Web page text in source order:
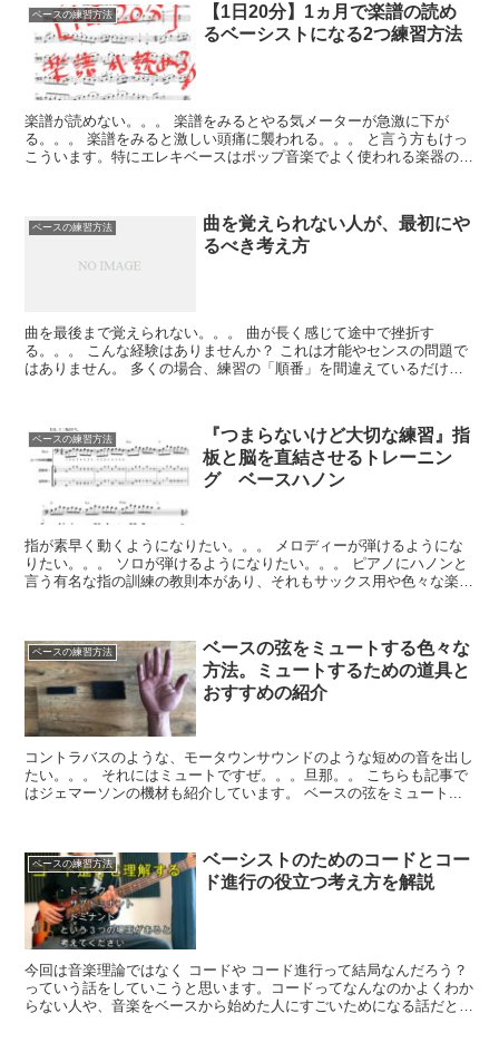
ベースの練習方法
【1日20分】1ヵ月で楽譜の読め
るベーシストになる2つ練習方法
楽譜が読めない。。。 楽譜をみるとやる気メーターが急激に下が
る。。。 楽譜をみると激しい頭痛に襲われる。。。 と言う方もけっ
こういます。特にエレキベースはポップ音楽でよく使われる楽器のた
ベースの練習方法
曲を覚えられない人が、最初にや
るべき考え方
曲を最後まで覚えられない。。。 曲が長く感じて途中で挫折す
る。。。 こんな経験はありませんか？ これは才能やセンスの問題で
はありません。 多くの場合、練習の「順番」を間違えているだけで
ベースの練習方法
『つまらないけど大切な練習』指
板と脳を直結させるトレーニン
グ ベースハノン
指が素早く動くようになりたい。。。 メロディーが弾けるようにな
りたい。。。 ソロが弾けるようになりたい。。。 ピアノにハノンと
言う有名な指の訓練の教則本があり、それもサックス用や色々な楽器
ベースの練習方法
ベースの弦をミュートする色々な
方法。ミュートするための道具と
おすすめの紹介
コントラバスのような、モータウンサウンドのような短めの音を出し
たい。。。 それにはミュートですぜ。。。旦那。。 こちらも記事で
はジェマーソンの機材も紹介しています。 ベースの弦をミュート...
ベースの練習方法
ベーシストのためのコードとコー
ド進行の役立つ考え方を解説
今回は音楽理論ではなく コードや コード進行って結局なんだろう？
っていう話をしていこうと思います。コードってなんなのかよくわか
らない人や、音楽をベースから始めた人にすごいためになる話だと思